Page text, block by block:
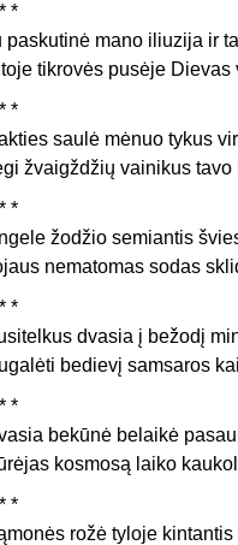
*
paskutinė mano iliuzija ir
tikrovės pusėje Dievas
*
saulė mėnuo tykus
žvaigždžių vainikus
*
žodžio semiantis
nematomas sodas
*
dvasia į bežodį
bedievį samsaros
*
bekūnė belaikė
kosmosą laiko
*
rožė tyloje